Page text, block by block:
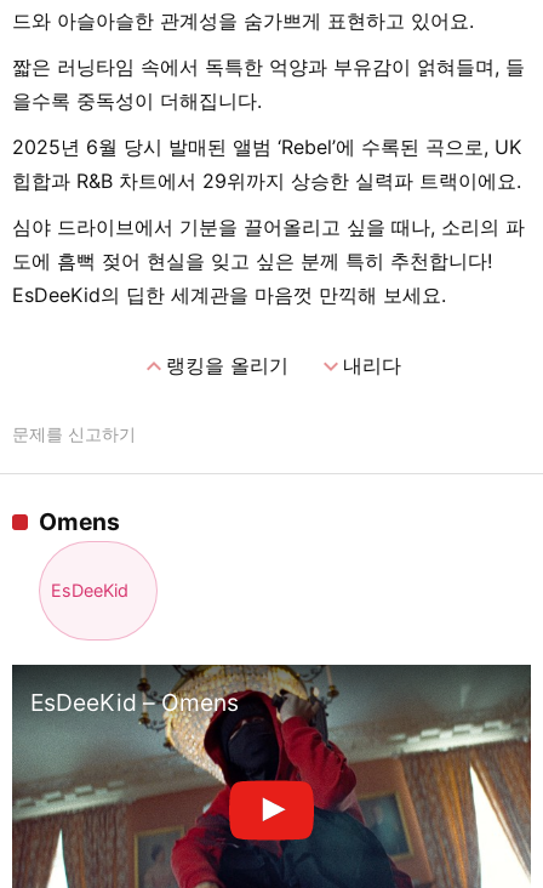
드와 아슬아슬한 관계성을 숨가쁘게 표현하고 있어요.
짧은 러닝타임 속에서 독특한 억양과 부유감이 얽혀들며, 들
을수록 중독성이 더해집니다.
2025년 6월 당시 발매된 앨범 ‘Rebel’에 수록된 곡으로, UK
힙합과 R&B 차트에서 29위까지 상승한 실력파 트랙이에요.
심야 드라이브에서 기분을 끌어올리고 싶을 때나, 소리의 파
도에 흠뻑 젖어 현실을 잊고 싶은 분께 특히 추천합니다!
EsDeeKid의 딥한 세계관을 마음껏 만끽해 보세요.
expand_less랭킹을 올리기 expand_more내리다
문제를 신고하기
Omens
EsDeeKid
EsDeeKid – Omens